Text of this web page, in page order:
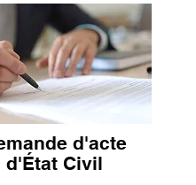
d'acte
d'État Civil